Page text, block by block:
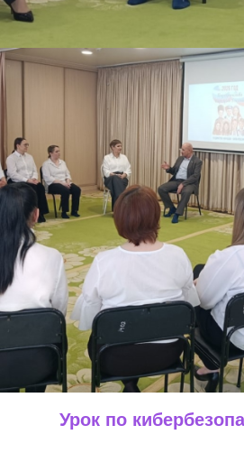
Урок по